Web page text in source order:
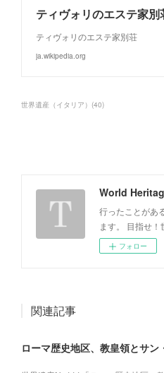
ティヴォリのエステ家
ティヴォリのエステ家別荘
ja.wikipedia.org
世界遺産（イタリア） (40)
World
行ったことがあ
ます。 目指せ！
フォロー
関連記事